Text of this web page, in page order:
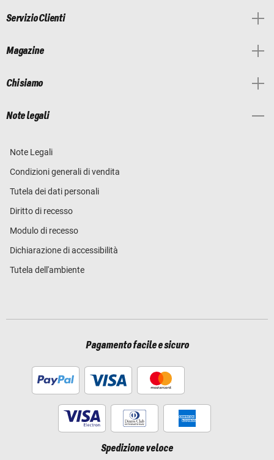
Servizio Clienti
Magazine
Chi siamo
Note legali
Note Legali
Condizioni generali di vendita
Tutela dei dati personali
Diritto di recesso
Modulo di recesso
Dichiarazione di accessibilità
Tutela dell'ambiente
Pagamento facile e sicuro
Spedizione veloce